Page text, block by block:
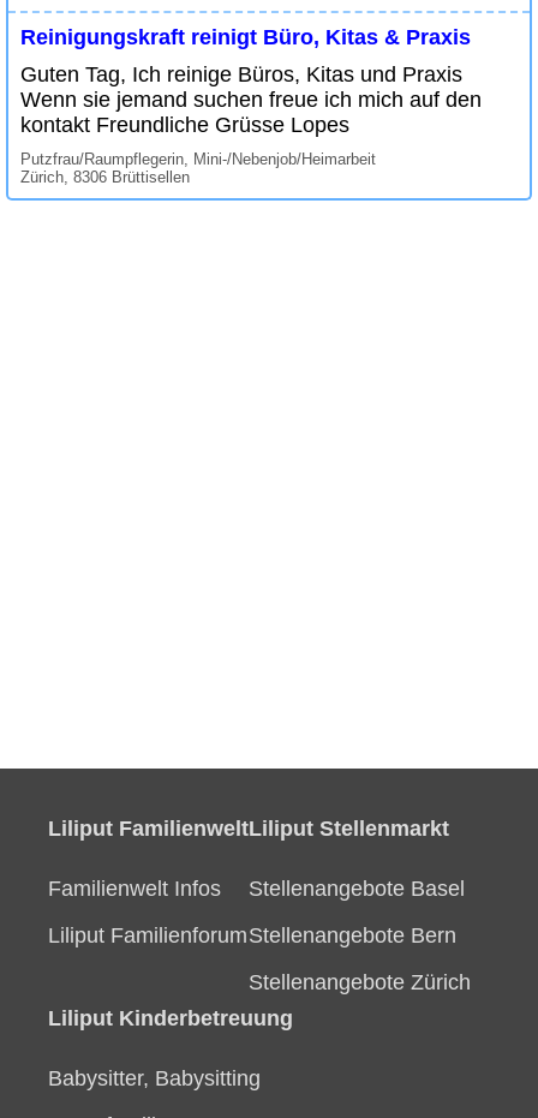
Reinigungskraft reinigt Büro, Kitas & Praxis
Guten Tag, Ich reinige Büros, Kitas und Praxis
Wenn sie jemand suchen freue ich mich auf den
kontakt Freundliche Grüsse Lopes
Putzfrau/Raumpflegerin, Mini-/Nebenjob/Heimarbeit
Zürich, 8306 Brüttisellen
Liliput Familienwelt
Familienwelt Infos
Liliput Familienforum
Liliput Stellenmarkt
Stellenangebote Basel
Stellenangebote Bern
Stellenangebote Zürich
Liliput Kinderbetreuung
Babysitter, Babysitting